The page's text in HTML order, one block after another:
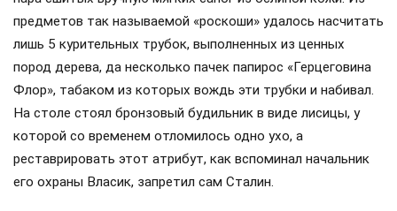
предметов так называемой «роскоши» удалось насчитать
лишь 5 курительных трубок, выполненных из ценных
пород дерева, да несколько пачек папирос «Герцеговина
Флор», табаком из которых вождь эти трубки и набивал.
На столе стоял бронзовый будильник в виде лисицы, у
которой со временем отломилось одно ухо, а
реставрировать этот атрибут, как вспоминал начальник
его охраны Власик, запретил сам Сталин.